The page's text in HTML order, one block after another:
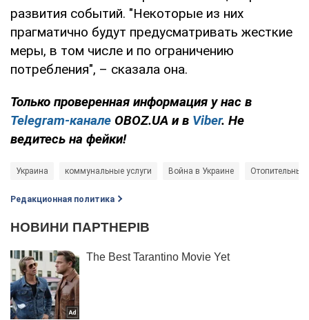
развития событий. "Некоторые из них
прагматично будут предусматривать жесткие
меры, в том числе и по ограничению
потребления", – сказала она.
Только проверенная информация у нас в
Telegram-канале OBOZ.UA и в Viber. Не
ведитесь на фейки!
Украина коммунальные услуги Война в Украине Отопительный
Редакционная политика